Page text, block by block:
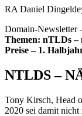
RA Daniel
Domain-Newsletter
Themen: nTLDs –
Preise – 1.
NTLDS –
Tony Kirsch, Head
2020 sei damit nicht